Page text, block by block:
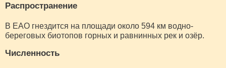
Распространение
В ЕАО гнездится на площади около 594 км водно-
береговых биотопов горных и равнинных рек и озёр.
Численность